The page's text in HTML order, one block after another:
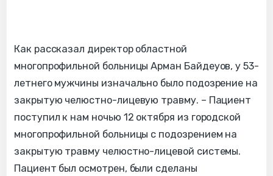
Как рассказал директор областной
многопрофильной больницы Арман Байдеуов, у 53-
летнего мужчины изначально было подозрение на
закрытую челюстно-лицевую травму. – Пациент
поступил к нам ночью 12 октября из городской
многопрофильной больницы с подозрением на
закрытую травму челюстно-лицевой системы.
Пациент был осмотрен, были сделаны